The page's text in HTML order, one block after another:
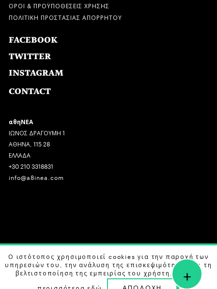
ΟΡΟΙ & ΠΡΟΫΠΟΘΕΣΕΙΣ ΧΡΗΣΗΣ
ΠΟΛΙΤΙΚΗ ΠΡΟΣΤΑΣΙΑΣ ΑΠΟΡΡΗΤΟΥ
FACEBOOK
TWITTER
INSTAGRAM
CONTACT
αθηΝΕΑ
ΙΩΝΟΣ ΔΡΑΓΟΥΜΗ 1
ΑΘΗΝΑ, 115 28
ΕΛΛΑΔΑ
+30 210 3318831
info@a8inea.com
COPYRIGHT © 2026 αθηΝΕΑ, ALL RIGHTS RESERVED.
DESIGN BY G DESIGN STUDIO. DEVELOPED BYB LABS
Ο ιστότοπος χρησιμοποιεί cookies για την παροχή των
υπηρεσιών του, την ανάλυση της επισκεψιμότητας και τη
βελτιστοποίηση της εμπειρίας του χρήστη. Μάθετε
+